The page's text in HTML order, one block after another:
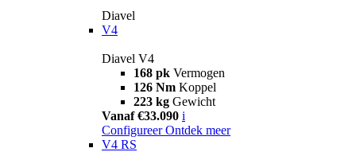
Diavel
V4
Diavel V4
168 pk Vermogen
126 Nm Koppel
223 kg Gewicht
Vanaf €33.090 i
Configureer Ontdek meer
V4 RS